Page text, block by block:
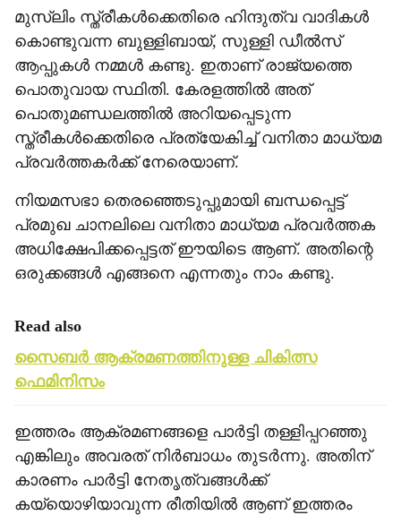
മുസ്ലിം സ്ത്രീകള്‍ക്കെതിരെ ഹിന്ദുത്വ വാദികള്‍
കൊണ്ടുവന്ന ബുള്ളിബായ്, സുള്ളി ഡീല്‍സ്
ആപ്പുകള്‍ നമ്മള്‍ കണ്ടു. ഇതാണ് രാജ്യത്തെ
പൊതുവായ സ്ഥിതി. കേരളത്തില്‍ അത്
പൊതുമണ്ഡലത്തില്‍ അറിയപ്പെടുന്ന
സ്ത്രീകള്‍ക്കെതിരെ പ്രത്യേകിച്ച് വനിതാ മാധ്യമ
പ്രവര്‍ത്തകര്‍ക്ക് നേരെയാണ്.
നിയമസഭാ തെരഞ്ഞെടുപ്പുമായി ബന്ധപ്പെട്ട്
പ്രമുഖ ചാനലിലെ വനിതാ മാധ്യമ പ്രവര്‍ത്തക
അധിക്ഷേപിക്കപ്പെട്ടത് ഈയിടെ ആണ്. അതിന്റെ
ഒരുക്കങ്ങള്‍ എങ്ങനെ എന്നതും നാം കണ്ടു.
Read also
സൈബര്‍ ആക്രമണത്തിനുള്ള ചികിത്സ
ഫെമിനിസം
ഇത്തരം ആക്രമണങ്ങളെ പാര്‍ട്ടി തള്ളിപ്പറഞ്ഞു
എങ്കിലും അവരത് നിര്‍ബാധം തുടര്‍ന്നു. അതിന്
കാരണം പാര്‍ട്ടി നേതൃത്വങ്ങള്‍ക്ക്
കയ്യൊഴിയാവുന്ന രീതിയില്‍ ആണ് ഇത്തരം